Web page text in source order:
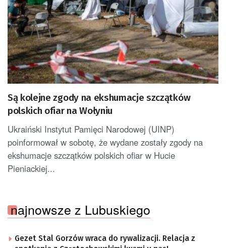
Są kolejne zgody na ekshumacje szczątków
polskich ofiar na Wołyniu
Ukraiński Instytut Pamięci Narodowej (UINP)
poinformował w sobotę, że wydane zostały zgody na
ekshumacje szczątków polskich ofiar w Hucie
Pieniackiej...
najnowsze z Lubuskiego
Gezet Stal Gorzów wraca do rywalizacji. Relacja z